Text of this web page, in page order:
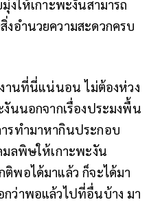
งให้เกาะพะงันสามารถ
งอำนวยความสะดวกครบ
งานที่นี่แน่นอน ไม่ต้องห่วง
งันนอกจากเรื่องประมงพื้น
รทำมาหากินประกอบ
มลพิษให้เกาะพะงัน
พอได้มาแล้ว ก็จะได้มา
ว่าพอแล้วไปที่อื่นบ้าง มา